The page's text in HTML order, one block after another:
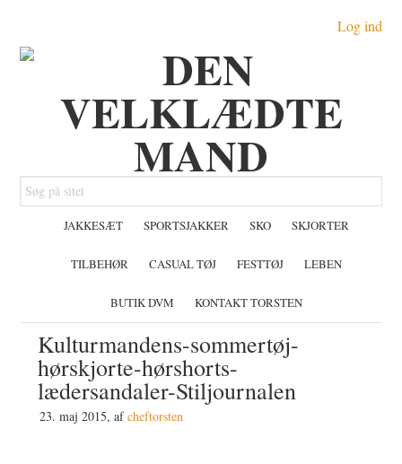
indhold
Log ind
Søg
på
JAKKESÆT SPORTSJAKKER SKO SKJORTER
TILBEHØR CASUAL TØJ FESTTØJ LEBEN
BUTIK DVM KONTAKT TORSTEN
Kulturmandens-sommertøj-
hørskjorte-hørshorts-
lædersandaler-Stiljournalen
23. maj 2015, afcheftorsten